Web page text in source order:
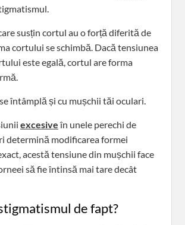
susțin cortul au o forță diferită de
cortului se schimbă. Dacă tensiunea
este egală, cortul are forma
întâmplă și cu mușchii tăi oculari.
excesive în unele perechi de
determină modificarea formei
acestă tensiune din mușchii face
să fie întinsă mai tare decât
de fapt?